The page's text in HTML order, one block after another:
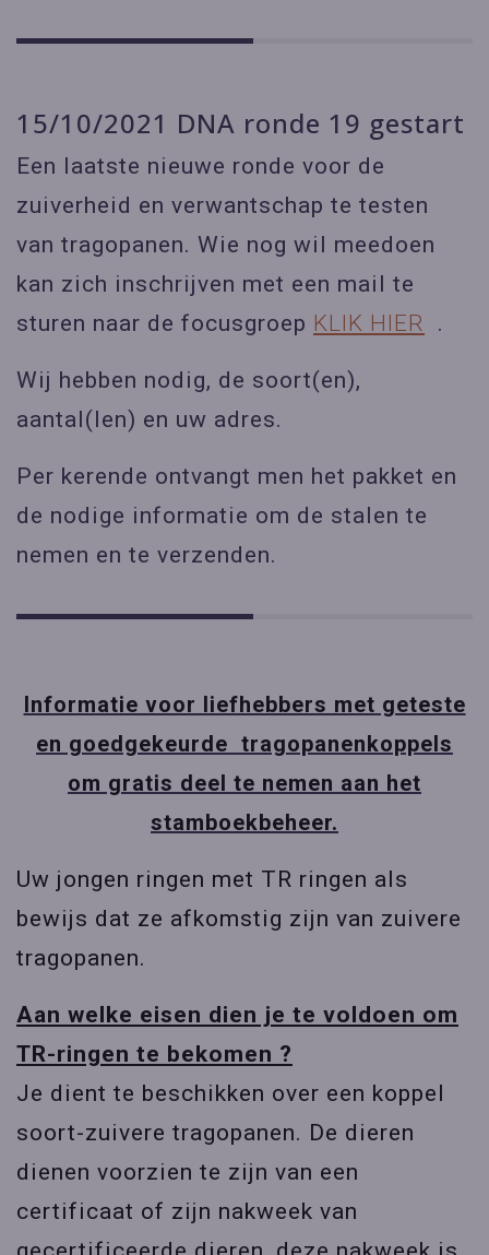
15/10/2021 DNA ronde 19 gestart
Een laatste nieuwe ronde voor de
zuiverheid en verwantschap te testen
van tragopanen. Wie nog wil meedoen
kan zich inschrijven met een mail te
sturen naar de focusgroep KLIK HIER .
Wij hebben nodig, de soort(en),
aantal(len) en uw adres.
Per kerende ontvangt men het pakket en
de nodige informatie om de stalen te
nemen en te verzenden.
Informatie voor liefhebbers met geteste
en goedgekeurde tragopanenkoppels
om gratis deel te nemen aan het
stamboekbeheer.
Uw jongen ringen met TR ringen als
bewijs dat ze afkomstig zijn van zuivere
tragopanen.
Aan welke eisen dien je te voldoen om
TR-ringen te bekomen ?
Je dient te beschikken over een koppel
soort-zuivere tragopanen. De dieren
dienen voorzien te zijn van een
certificaat of zijn nakweek van